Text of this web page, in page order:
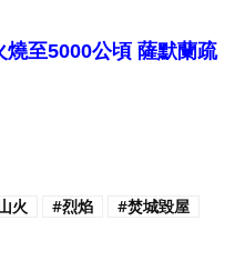
燒至5000公頃 薩默蘭疏
火 #烈焰
#焚城毀屋